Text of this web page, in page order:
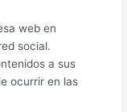
web en
social.
a sus
ocurrir en las